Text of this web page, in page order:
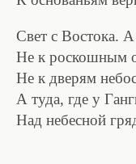
Свет с Востока.
Не к роскошным
Не к дверям
А туда, где у
Над небесной